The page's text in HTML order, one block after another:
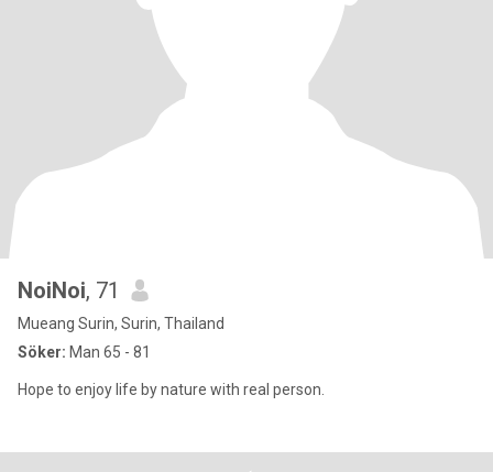
NoiNoi, 71
Mueang Surin, Surin, Thailand
Söker: Man 65 - 81
Hope to enjoy life by nature with real person.